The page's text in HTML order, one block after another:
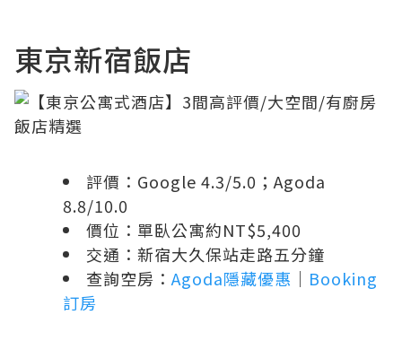
東京新宿飯店
評價：Google 4.3/5.0；Agoda
8.8/10.0
價位：單臥公寓約NT$5,400
交通：新宿大久保站走路五分鐘
查詢空房： Agoda隱藏優惠 ｜ Booking
訂房